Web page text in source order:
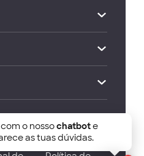
School of Economics
com o nossochatbote
as tuas dúvidas.